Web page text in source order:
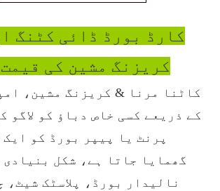
کریزنگ مشین کی
کاٹنا مرنا & کریزنگ مشین،
کے ذریعے کسی خاص دباؤ کو لاگو
پرنٹ یا پیپر بورڈ کو
گھمایا جاتا ہے، شکل بنیادی
نالیدار بورڈ، پلاسٹک شیٹ،